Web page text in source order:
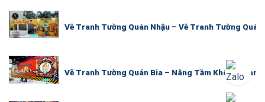
Vẽ Tranh Tường Quán Nhậu – Vẽ Tranh Tường
Vẽ Tranh Tường Quán Bia – Nâng Tầm Không Gian,